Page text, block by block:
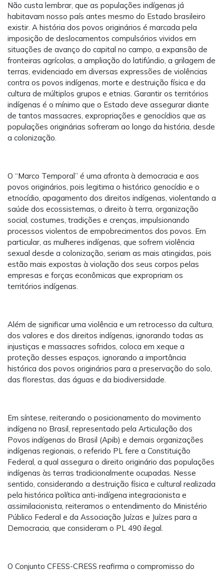
Não custa lembrar, que as populações indígenas já
habitavam nosso país antes mesmo do Estado brasileiro
existir. A história dos povos originários é marcada pela
imposição de deslocamentos compulsórios vividos em
situações de avanço do capital no campo, a expansão de
fronteiras agrícolas, a ampliação do latifúndio, a grilagem de
terras, evidenciado em diversas expressões de violências
contra os povos indígenas, morte e destruição física e da
cultura de múltiplos grupos e etnias. Garantir os territórios
indígenas é o mínimo que o Estado deve assegurar diante
de tantos massacres, expropriações e genocídios que as
populações originárias sofreram ao longo da história, desde
a colonização.
O “Marco Temporal” é uma afronta à democracia e aos
povos originários, pois legitima o histórico genocídio e o
etnocídio, apagamento dos direitos indígenas, violentando a
saúde dos ecossistemas, o direito à terra, organização
social, costumes, tradições e crenças, impulsionando
processos violentos de empobrecimentos dos povos. Em
particular, as mulheres indígenas, que sofrem violência
sexual desde a colonização, seriam as mais atingidas, pois
estão mais expostas à violação dos seus corpos pelas
empresas e forças econômicas que expropriam os
territórios indígenas.
Além de significar uma violência e um retrocesso da cultura,
dos valores e dos direitos indígenas, ignorando todas as
injustiças e massacres sofridos, coloca em xeque a
proteção desses espaços, ignorando a importância
histórica dos povos originários para a preservação do solo,
das florestas, das águas e da biodiversidade.
Em síntese, reiterando o posicionamento do movimento
indígena no Brasil, representado pela Articulação dos
Povos indígenas do Brasil (Apib) e demais organizações
indígenas regionais, o referido PL fere a Constituição
Federal, a qual assegura o direito originário das populações
indígenas às terras tradicionalmente ocupadas. Nesse
sentido, considerando a destruição física e cultural realizada
pela histórica política anti-indígena integracionista e
assimilacionista, reiteramos o entendimento do Ministério
Público Federal e da Associação Juízas e Juízes para a
Democracia, que consideram o PL 490 ilegal.
O Conjunto CFESS-CRESS reafirma o compromisso do